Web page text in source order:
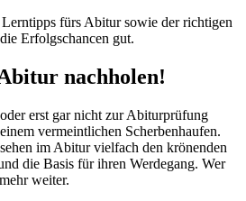
fürs Abitur sowie der richtigen
Erfolgschancen gut.
nachholen!
erst gar nicht zur Abiturprüfung
vermeintlichen Scherbenhaufen.
im Abitur vielfach den krönenden
die Basis für ihren Werdegang. Wer
weiter.